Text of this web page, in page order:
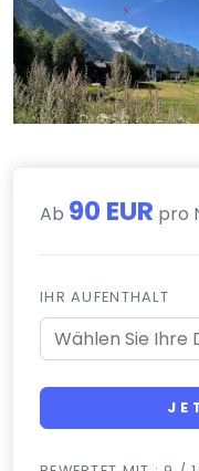
Ab 90 EUR pro
IHR AUFENTHALT